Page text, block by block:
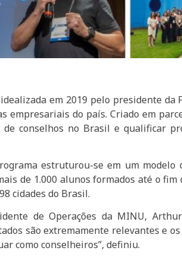
em 2019 pelo presidente da
do país. Criado em
conselhos no Brasil e qualificar
estruturou-se em um modelo
de 1.000 alunos formados até o
cidades do Brasil.
de Operações da MINU,
são extremamente relevantes e os
como conselheiros”, definiu.